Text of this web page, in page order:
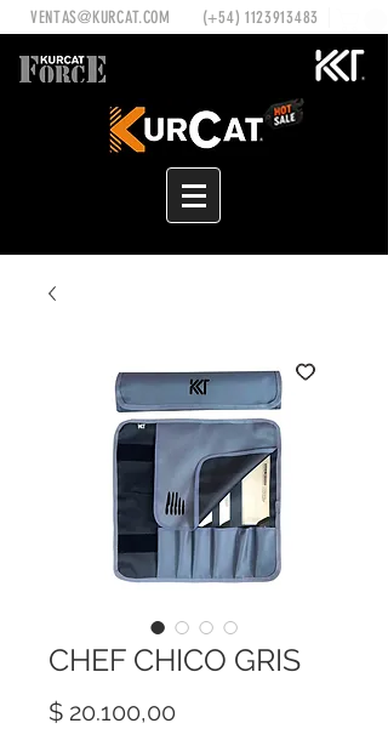
VENTAS@KURCAT.COM (+54) 1123913483
CHEF CHICO GRIS
$ 20.100,00